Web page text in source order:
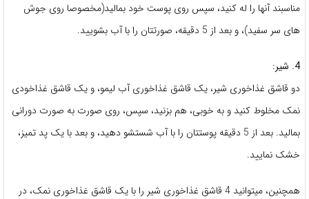
مناسبند آنها را له کنید، سپس روی پوست خود بمالید(مخصوصا روی جوش
های سر سفید)، و بعد از 5 دقیقه، صورتتان را با آب بشویید.
4. شیر:
دو قاشق غذاخوری شیر، یک قاشق غذاخوری آب لیمو، و یک قاشق غذاخودی
نمک مخلوط کنید و به خوبی، هم بزنید، سپس، روی صورت به صورت دورانی
بمالید. بعد از 5 دقیقه پوستتان را با آب شستشو دهید، و بعد با یک پد تمیز،
خشک نمایید.
همچنین، میتوانید 4 قاشق غذاخوری شیر را با یک قاشق غذاخوری نمک، در